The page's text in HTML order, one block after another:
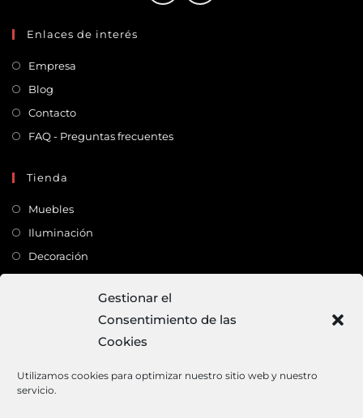
Gestionar el
Consentimiento de las
Cookies
Utilizamos cookies para optimizar nuestro sitio web y nuestro
servicio.
Enlaces de interés
Empresa
Blog
Contacto
FAQ - Preguntas frecuentes
Tienda
Muebles
Iluminación
Decoración
Tlf: 682 363 503
Email: mundodeco@mundodeco.com